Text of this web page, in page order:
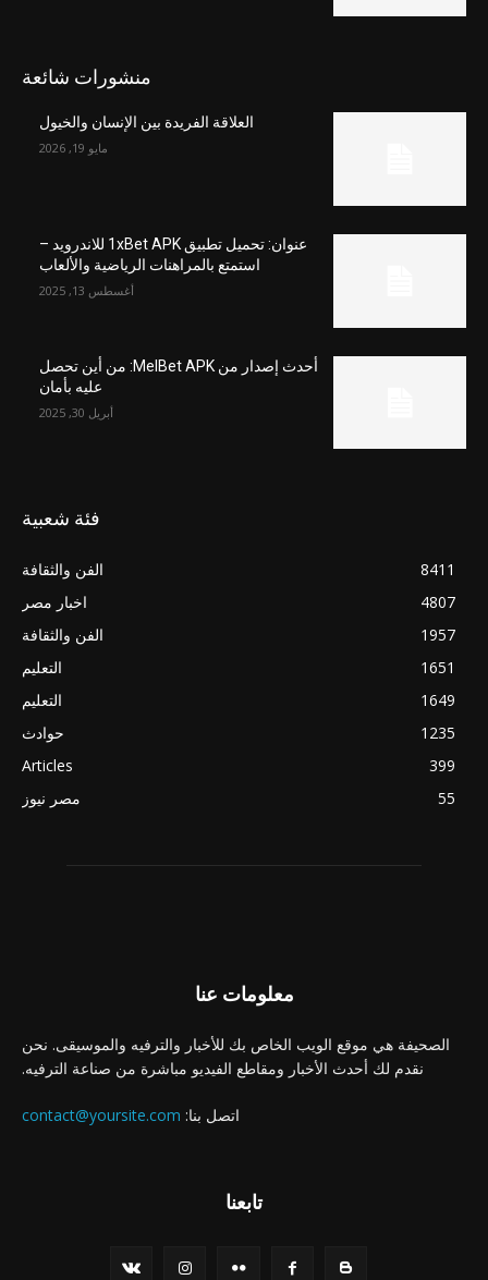
منشورات شائعة
العلاقة الفريدة بين الإنسان والخيول
مايو 19, 2026
عنوان: تحميل تطبيق 1xBet APK للاندرويد –
استمتع بالمراهنات الرياضية والألعاب
أغسطس 13, 2025
أحدث إصدار من MelBet APK: من أين تحصل
عليه بأمان
أبريل 30, 2025
فئة شعبية
الفن والثقافة
8411
اخبار مصر
4807
الفن والثقافة
1957
التعليم
1651
التعليم
1649
حوادث
1235
Articles
399
مصر نيوز
55
معلومات عنا
الصحيفة هي موقع الويب الخاص بك للأخبار والترفيه والموسيقى. نحن
نقدم لك أحدث الأخبار ومقاطع الفيديو مباشرة من صناعة الترفيه.
اتصل بنا: contact@yoursite.com
تابعنا